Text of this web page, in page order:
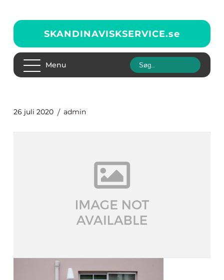
SKANDINAVISKSERVICE.se
Menu
26 juli 2020 admin